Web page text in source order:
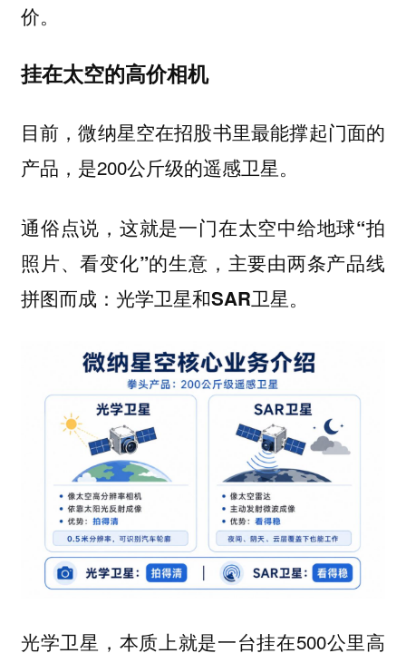
价。
挂在太空的高价相机
目前，微纳星空在招股书里最能撑起门面的
产品，是200公斤级的遥感卫星。
通俗点说，这就是一门在太空中给地球“拍
照片、看变化”的生意，主要由两条产品线
拼图而成：光学卫星和SAR卫星。
光学卫星，本质上就是一台挂在500公里高